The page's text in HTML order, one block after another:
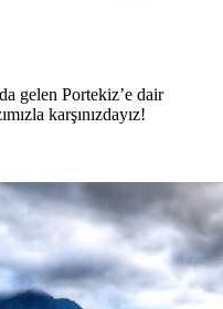
gelen Portekiz’e dair
karşınızdayız!